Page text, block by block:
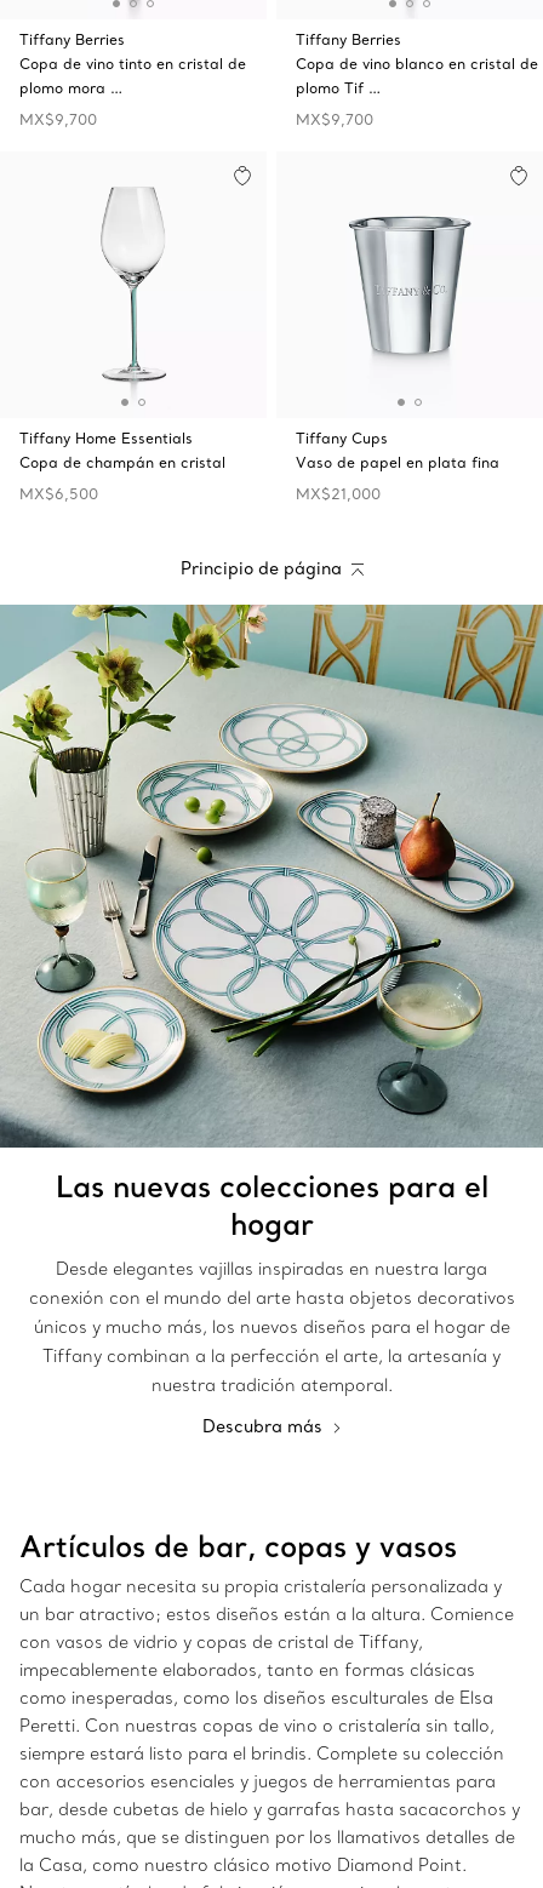
Tiffany Berries
Copa de vino tinto en cristal de
plomo mora …
MX$9,700
Tiffany Berries
Copa de vino blanco en cristal de
plomo Tif …
MX$9,700
Tiffany Home Essentials
Copa de champán en cristal
MX$6,500
Tiffany Cups
Vaso de papel en plata fina
MX$21,000
Principio de página
Las nuevas colecciones para el
hogar
Desde elegantes vajillas inspiradas en nuestra larga
conexión con el mundo del arte hasta objetos decorativos
únicos y mucho más, los nuevos diseños para el hogar de
Tiffany combinan a la perfección el arte, la artesanía y
nuestra tradición atemporal.
Descubra más
Artículos de bar, copas y vasos
Cada hogar necesita su propia cristalería personalizada y
un bar atractivo; estos diseños están a la altura. Comience
con vasos de vidrio y copas de cristal de Tiffany,
impecablemente elaborados, tanto en formas clásicas
como inesperadas, como los diseños esculturales de Elsa
Peretti. Con nuestras copas de vino o cristalería sin tallo,
siempre estará listo para el brindis. Complete su colección
con accesorios esenciales y juegos de herramientas para
bar, desde cubetas de hielo y garrafas hasta sacacorchos y
mucho más, que se distinguen por los llamativos detalles de
la Casa, como nuestro clásico motivo Diamond Point.